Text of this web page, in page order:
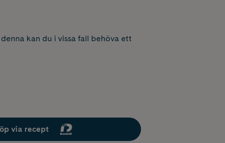
kan du i vissa fall behöva ett
via recept